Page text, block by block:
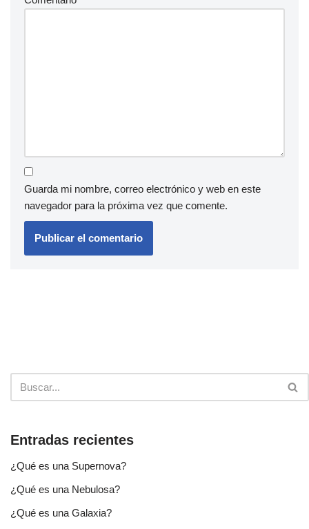
Guarda mi nombre, correo electrónico y web en este
navegador para la próxima vez que comente.
Entradas recientes
¿Qué es una Supernova?
¿Qué es una Nebulosa?
¿Qué es una Galaxia?